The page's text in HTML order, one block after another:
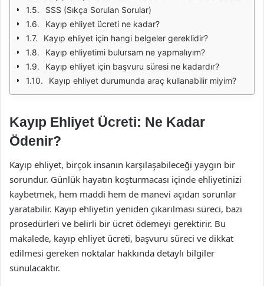
SSS (Sıkça Sorulan Sorular)
Kayıp ehliyet ücreti ne kadar?
Kayıp ehliyet için hangi belgeler gereklidir?
Kayıp ehliyetimi bulursam ne yapmalıyım?
Kayıp ehliyet için başvuru süresi ne kadardır?
Kayıp ehliyet durumunda araç kullanabilir miyim?
Kayıp Ehliyet Ücreti: Ne Kadar
Ödenir?
Kayıp ehliyet, birçok insanın karşılaşabileceği yaygın bir
sorundur. Günlük hayatın koşturmacası içinde ehliyetinizi
kaybetmek, hem maddi hem de manevi açıdan sorunlar
yaratabilir. Kayıp ehliyetin yeniden çıkarılması süreci, bazı
prosedürleri ve belirli bir ücret ödemeyi gerektirir. Bu
makalede, kayıp ehliyet ücreti, başvuru süreci ve dikkat
edilmesi gereken noktalar hakkında detaylı bilgiler
sunulacaktır.